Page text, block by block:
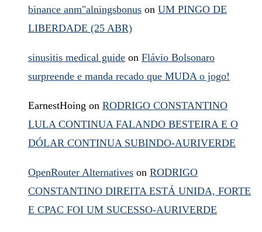
binance anm"alningsbonus on UM PINGO DE
LIBERDADE (25 ABR)
sinusitis medical guide on Flávio Bolsonaro
surpreende e manda recado que MUDA o jogo!
EarnestHoing on RODRIGO CONSTANTINO
LULA CONTINUA FALANDO BESTEIRA E O
DÓLAR CONTINUA SUBINDO-AURIVERDE
OpenRouter Alternatives on RODRIGO
CONSTANTINO DIREITA ESTÁ UNIDA, FORTE
E CPAC FOI UM SUCESSO-AURIVERDE